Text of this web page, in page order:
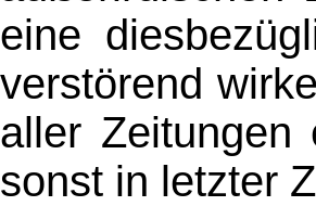
eine
verstörend
aller Zeitungen
sonst in letzter